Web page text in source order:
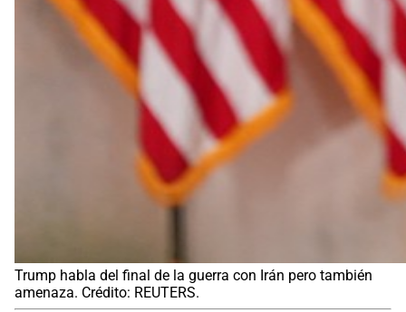
Trump habla del final de la guerra con Irán pero también
amenaza. Crédito: REUTERS.